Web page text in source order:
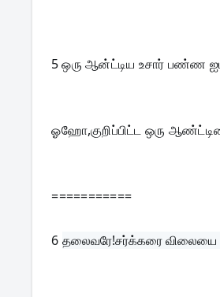
5 ஒரு ஆன்ட்டிய உசார் பண்ண
ஓஹோ,குறிப்பிட்ட ஒரு
===========
6 தலைவரே!சர்க்கரை விலையை